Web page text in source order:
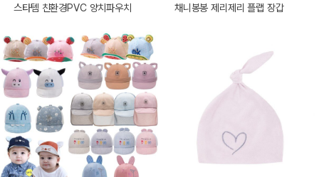
스타템 친환경PVC 양치파우치 채니봉봉 제리제리 플랩 장갑